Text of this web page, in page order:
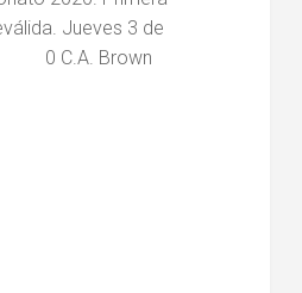
Jueves 3 de
0 C.A. Brown